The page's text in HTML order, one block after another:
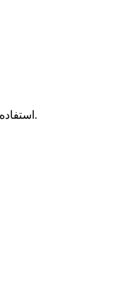
استفاده از مطالب سایت با ذکر منبع بلامانع میباشد.